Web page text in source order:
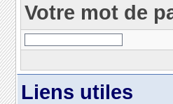
Votre mot de
Liens utiles